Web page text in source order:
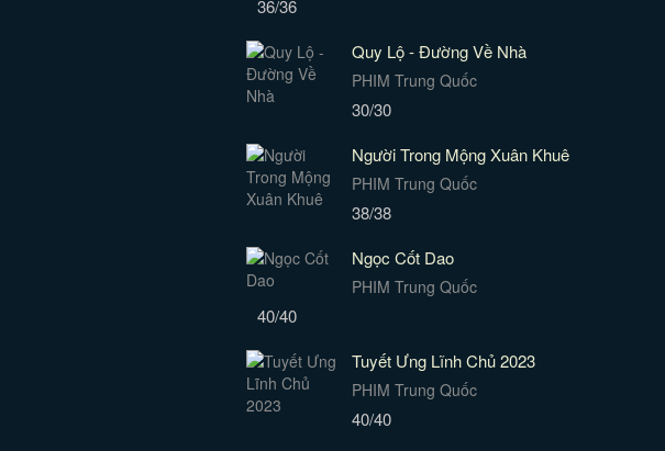
36/36
Quy Lộ - Đường Về Nhà
PHIM Trung Quốc
30/30
Người Trong Mộng Xuân Khuê
PHIM Trung Quốc
38/38
Ngọc Cốt Dao
PHIM Trung Quốc
40/40
Tuyết Ưng Lĩnh Chủ 2023
PHIM Trung Quốc
40/40